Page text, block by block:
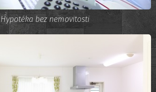
Hypotéka bez nemovitosti